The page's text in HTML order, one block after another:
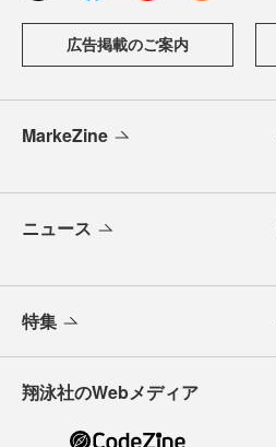
広告掲載のご案内
MarkeZine
ニュース
特集
翔泳社のWebメディア